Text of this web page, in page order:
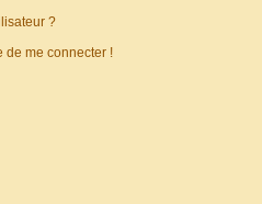
?
de me connecter !